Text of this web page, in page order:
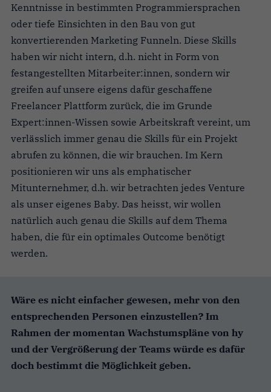
Kenntnisse in bestimmten Programmiersprachen
oder tiefe Einsichten in den Bau von gut
konvertierenden Marketing Funneln. Diese Skills
haben wir nicht intern, d.h. nicht in Form von
festangestellten Mitarbeiter:innen, sondern wir
greifen auf unsere eigens dafür geschaffene
Freelancer Plattform zurück, die im Grunde
Expert:innen-Wissen sowie Arbeitskraft vereint, um
verlässlich immer genau die Skills für ein Projekt
abrufen zu können, die wir brauchen. Im Kern
positionieren wir uns als emphatischer
Mitunternehmer, d.h. wir betrachten jedes Venture
als unser eigenes Baby. Das heisst, wir wollen
natürlich auch genau die Skills auf dem Thema
haben, die für ein optimales Outcome benötigt
werden.
Wäre es nicht einfacher gewesen, mehr von den
entsprechenden Personen einzustellen? Im
Rahmen der momentan Wachstumspläne von hy
und der Vergrößerung der Teams würde es dafür
doch bestimmt die Möglichkeit geben.